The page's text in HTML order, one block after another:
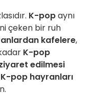
K-popaynı
çeken bir ruh
kafelere,
K-pop
edilmesi
pop hayranları